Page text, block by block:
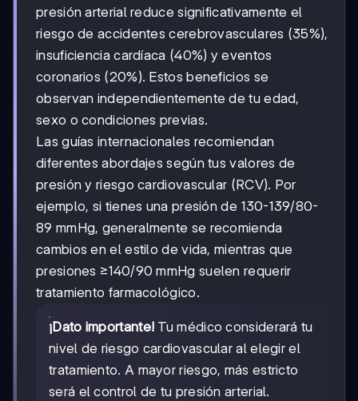
presión arterial reduce significativamente el
riesgo de accidentes cerebrovasculares (35%),
insuficiencia cardíaca (40%) y eventos
coronarios (20%). Estos beneficios se
observan independientemente de tu edad,
sexo o condiciones previas.
Las guías internacionales recomiendan
diferentes abordajes según tus valores de
presión y riesgo cardiovascular (RCV). Por
ejemplo, si tienes una presión de 130-139/80-
89 mmHg, generalmente se recomienda
cambios en el estilo de vida, mientras que
presiones ≥140/90 mmHg suelen requerir
tratamiento farmacológico.
¡Dato importante! Tu médico considerará tu
nivel de riesgo cardiovascular al elegir el
tratamiento. A mayor riesgo, más estricto
será el control de tu presión arterial.